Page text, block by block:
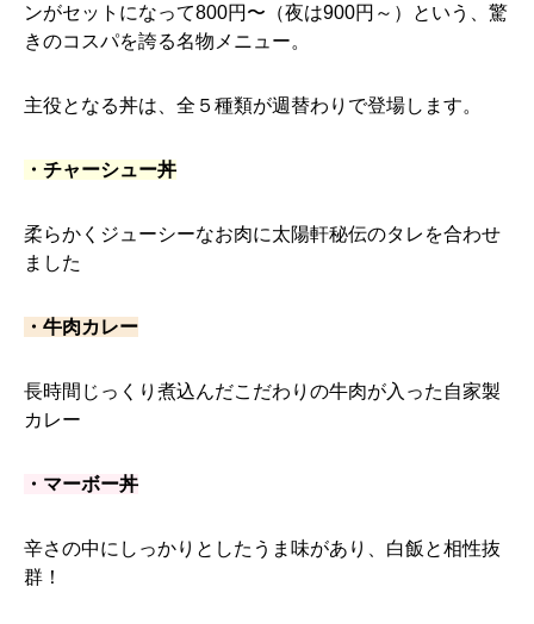
ンがセットになって800円〜（夜は900円～）という、驚
きのコスパを誇る名物メニュー。
主役となる丼は、全５種類が週替わりで登場します。
・チャーシュー丼
柔らかくジューシーなお肉に太陽軒秘伝のタレを合わせ
ました
・牛肉カレー
長時間じっくり煮込んだこだわりの牛肉が入った自家製
カレー
・マーボー丼
辛さの中にしっかりとしたうま味があり、白飯と相性抜
群！